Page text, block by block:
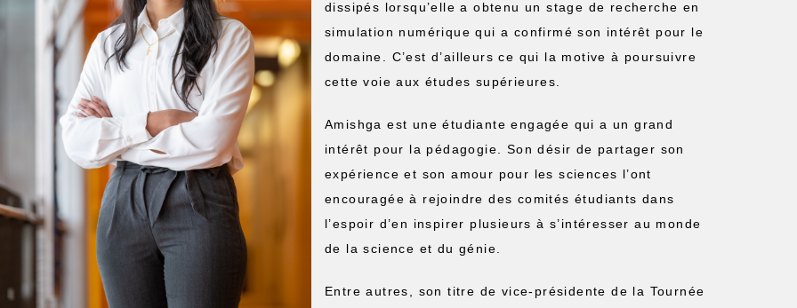
dissipés lorsqu’elle a obtenu un stage de recherche en
simulation numérique qui a confirmé son intérêt pour le
domaine. C’est d’ailleurs ce qui la motive à poursuivre
cette voie aux études supérieures.
Amishga est une étudiante engagée qui a un grand
intérêt pour la pédagogie. Son désir de partager son
expérience et son amour pour les sciences l’ont
encouragée à rejoindre des comités étudiants dans
l’espoir d’en inspirer plusieurs à s’intéresser au monde
de la science et du génie.
Entre autres, son titre de vice-présidente de la Tournée